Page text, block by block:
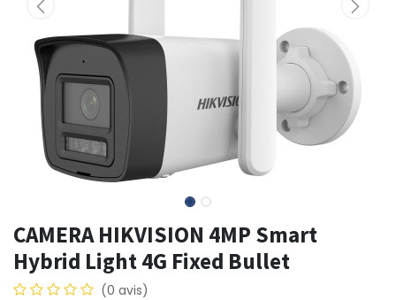
CAMERA HIKVISION 4MP Smart
Hybrid Light 4G Fixed Bullet
(0 avis)